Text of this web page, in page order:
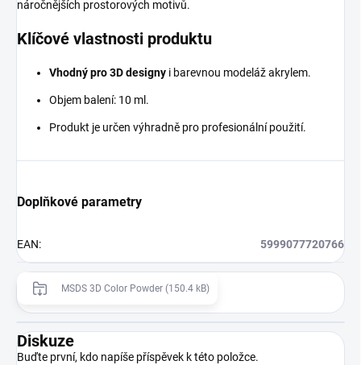
náročnějších prostorových motivů.
Klíčové vlastnosti produktu
Vhodný pro 3D designy i barevnou modeláž akrylem.
Objem balení: 10 ml.
Produkt je určen výhradně pro profesionální použití.
Doplňkové parametry
EAN: 5999077720766
MSDS 3D Color Powder (150.4 kB)
Diskuze
Buďte první, kdo napíše příspěvek k této položce.